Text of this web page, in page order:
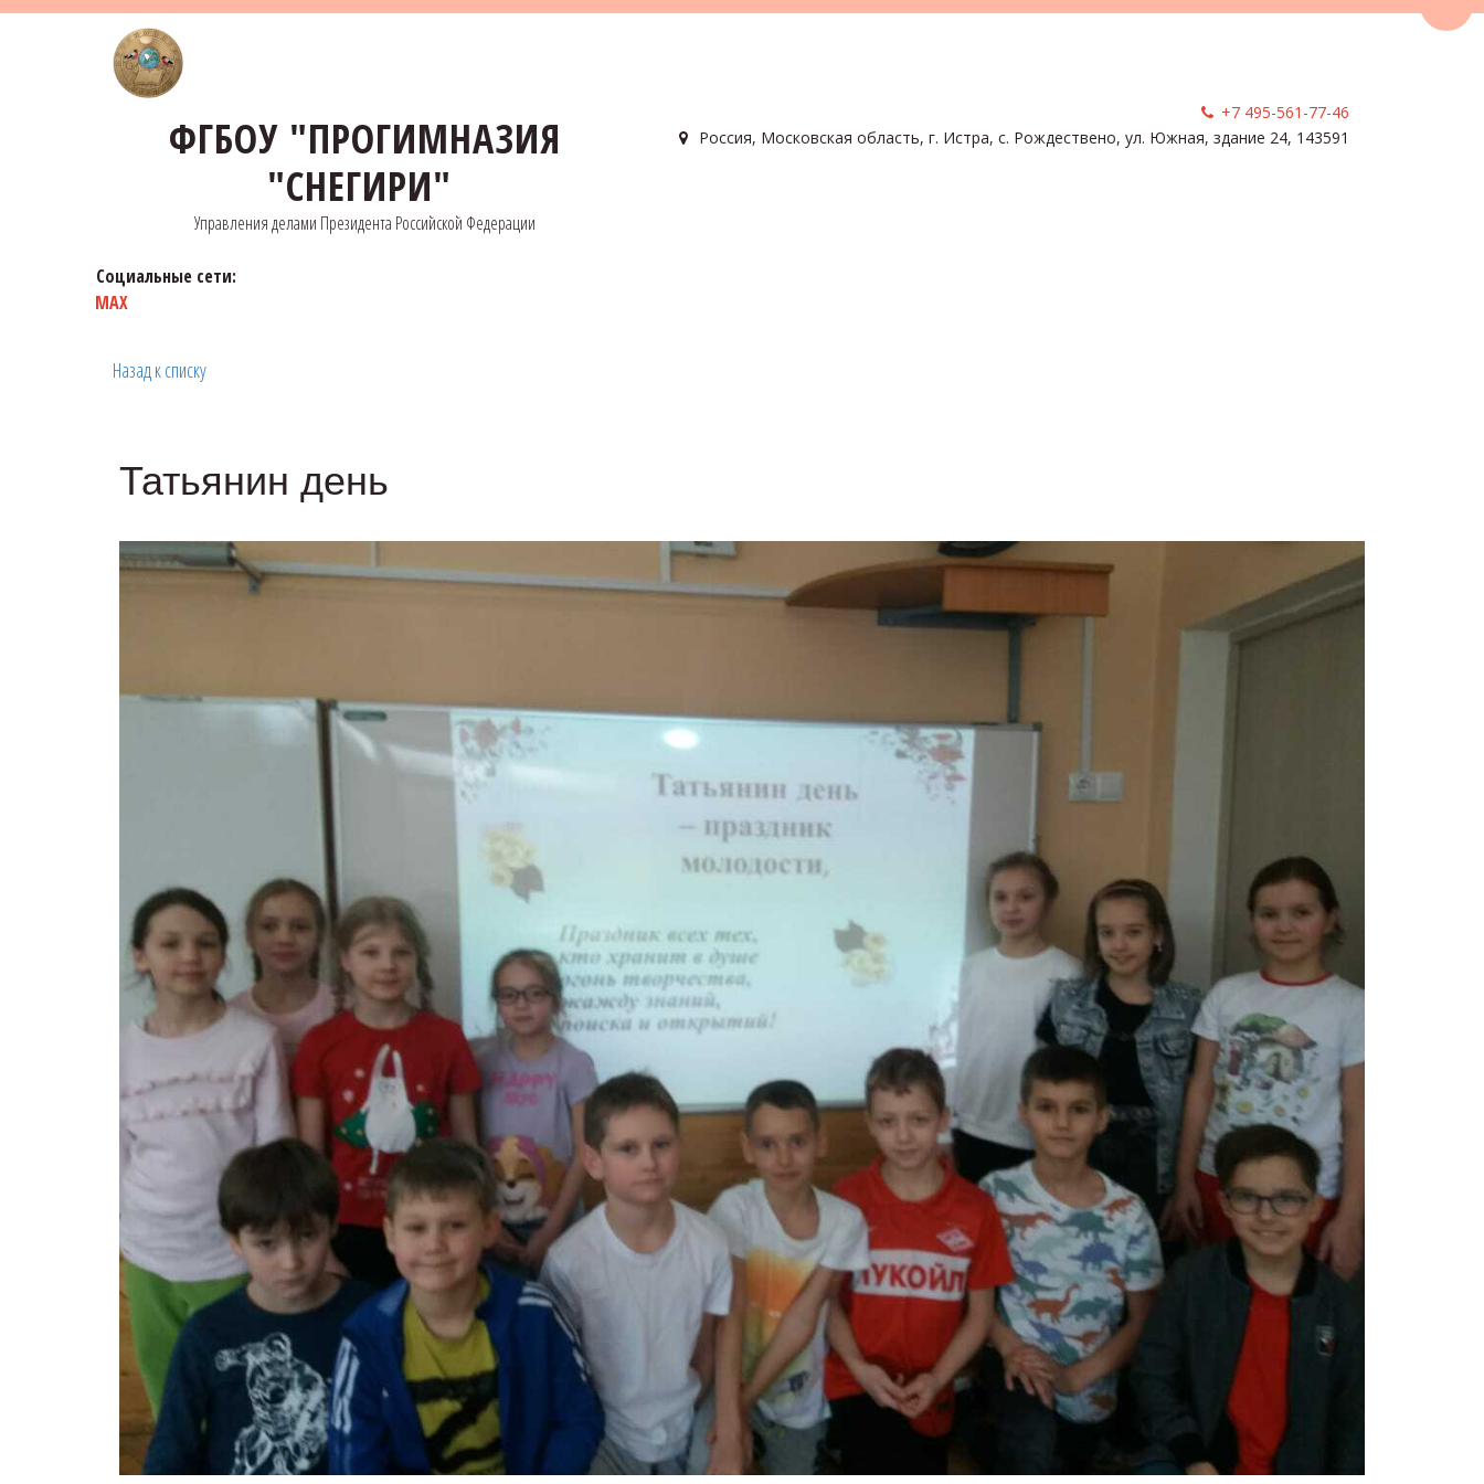
ФГБОУ "ПРОГИМНАЗИЯ
"СНЕГИРИ"
Управления делами Президента Российской Федерации
Социальные сети:
MAX
+7 495-561-77-46
Россия, Московская область, г. Истра, с. Рождествено, ул. Южная, здание 24, 143591
Назад к списку
Татьянин день